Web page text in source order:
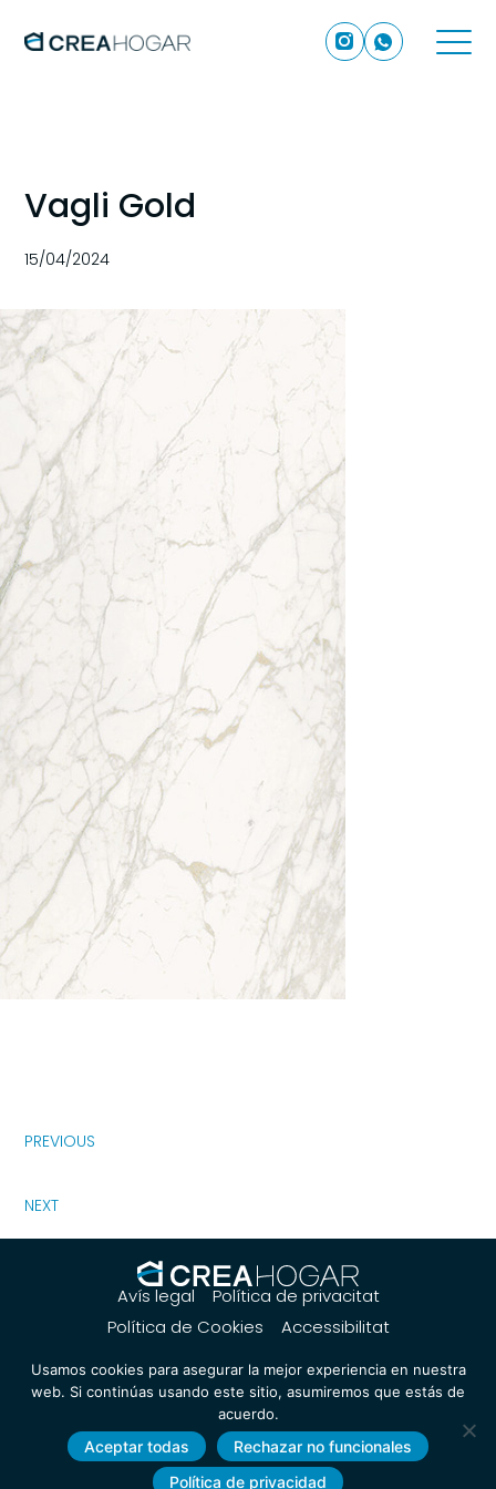
Vagli Gold
15/04/2024
PREVIOUS
NEXT
Avís legal
Política de privacitat
Política de Cookies
Accessibilitat
Usamos cookies para asegurar la mejor experiencia en nuestra
web. Si continúas usando este sitio, asumiremos que estás de
acuerdo.
Aceptar todas
Rechazar no funcionales
Política de privacidad